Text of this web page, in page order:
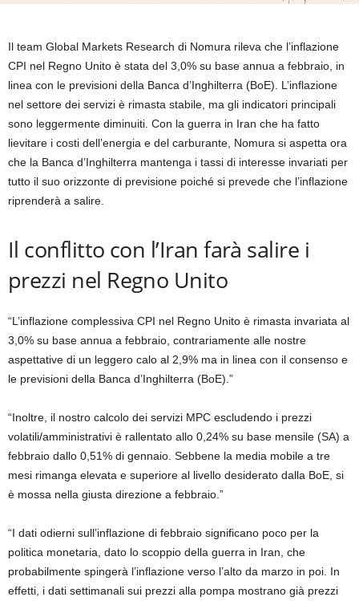
Il team Global Markets Research di Nomura rileva che l’inflazione
CPI nel Regno Unito è stata del 3,0% su base annua a febbraio, in
linea con le previsioni della Banca d’Inghilterra (BoE). L’inflazione
nel settore dei servizi è rimasta stabile, ma gli indicatori principali
sono leggermente diminuiti. Con la guerra in Iran che ha fatto
lievitare i costi dell’energia e del carburante, Nomura si aspetta ora
che la Banca d’Inghilterra mantenga i tassi di interesse invariati per
tutto il suo orizzonte di previsione poiché si prevede che l’inflazione
riprenderà a salire.
Il conflitto con l’Iran farà salire i
prezzi nel Regno Unito
“L’inflazione complessiva CPI nel Regno Unito è rimasta invariata al
3,0% su base annua a febbraio, contrariamente alle nostre
aspettative di un leggero calo al 2,9% ma in linea con il consenso e
le previsioni della Banca d’Inghilterra (BoE).”
“Inoltre, il nostro calcolo dei servizi MPC escludendo i prezzi
volatili/amministrativi è rallentato allo 0,24% su base mensile (SA) a
febbraio dallo 0,51% di gennaio. Sebbene la media mobile a tre
mesi rimanga elevata e superiore al livello desiderato dalla BoE, si
è mossa nella giusta direzione a febbraio.”
“I dati odierni sull’inflazione di febbraio significano poco per la
politica monetaria, dato lo scoppio della guerra in Iran, che
probabilmente spingerà l’inflazione verso l’alto da marzo in poi. In
effetti, i dati settimanali sui prezzi alla pompa mostrano già prezzi